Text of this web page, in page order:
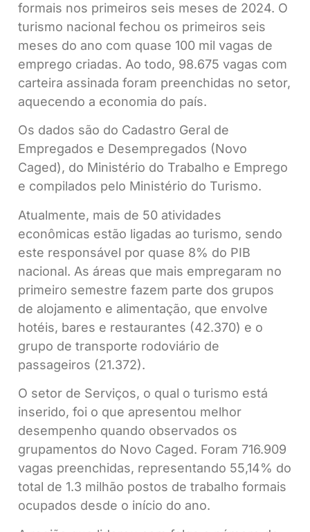
formais nos primeiros seis meses de 2024. O
turismo nacional fechou os primeiros seis
meses do ano com quase 100 mil vagas de
emprego criadas. Ao todo, 98.675 vagas com
carteira assinada foram preenchidas no setor,
aquecendo a economia do país.
Os dados são do Cadastro Geral de
Empregados e Desempregados (Novo
Caged), do Ministério do Trabalho e Emprego
e compilados pelo Ministério do Turismo.
Atualmente, mais de 50 atividades
econômicas estão ligadas ao turismo, sendo
este responsável por quase 8% do PIB
nacional. As áreas que mais empregaram no
primeiro semestre fazem parte dos grupos
de alojamento e alimentação, que envolve
hotéis, bares e restaurantes (42.370) e o
grupo de transporte rodoviário de
passageiros (21.372).
O setor de Serviços, o qual o turismo está
inserido, foi o que apresentou melhor
desempenho quando observados os
grupamentos do Novo Caged. Foram 716.909
vagas preenchidas, representando 55,14% do
total de 1.3 milhão postos de trabalho formais
ocupados desde o início do ano.